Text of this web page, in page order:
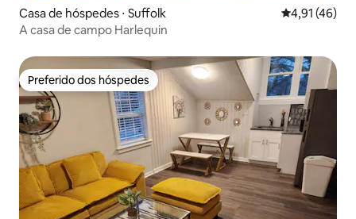
Casa de hóspedes ⋅ Suffolk 4,91 de uma
4,91 (46)
A casa de campo Harlequin
Preferido dos hóspedes
Preferido dos hóspedes